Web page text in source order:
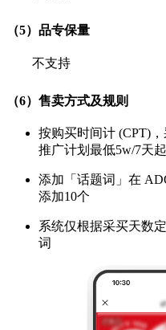
（5）品专保量
不支持
（6）售卖方式及规则
按购买时间计 (CPT)
推广计划最低5w/7天
添加「话题词」在
添加10个
系统仅根据采买天数
词